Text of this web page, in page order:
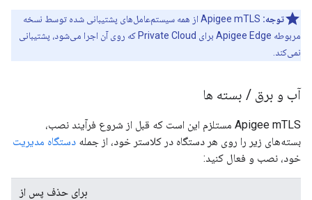
توجه:
Apigee mTLS از همه سیستم‌عامل‌های پشتیبانی شده توسط نسخه
مربوطه Apigee Edge برای Private Cloud که روی آن اجرا می‌شود، پشتیبانی
نمی‌کند.
آب و برق / بسته ها
Apigee mTLS مستلزم این است که قبل از شروع فرآیند نصب،
بسته‌های زیر را روی هر دستگاه در کلاستر خود، از جمله دستگاه مدیریت
خود، نصب و فعال کنید:
برای حذف پس از